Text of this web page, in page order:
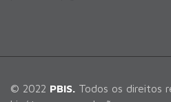
© 2022 PBIS. Todos os direitos